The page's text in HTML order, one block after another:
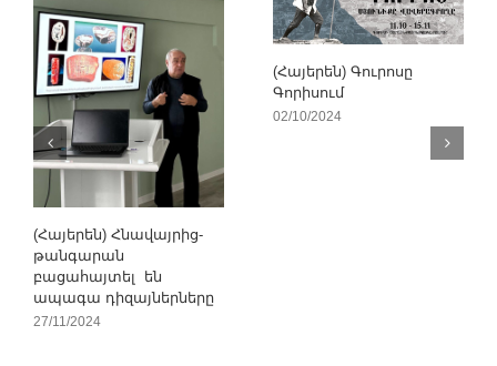
(Հայերեն) Հնավայրից-
թանգարան
բացահայտել են
ապագա դիզայներները
27/11/2024
(Հայերեն) Գուրոսը
Գորիսում
02/10/2024